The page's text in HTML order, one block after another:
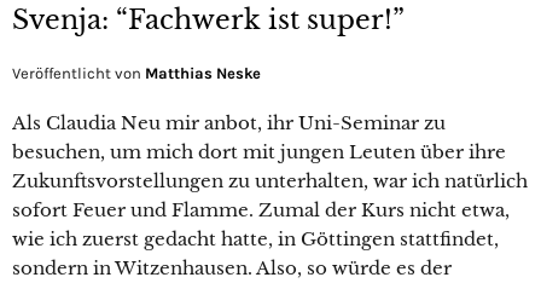
Svenja: “Fachwerk ist super!”
Veröffentlicht von Matthias Neske
Als Claudia Neu mir anbot, ihr Uni-Seminar zu
besuchen, um mich dort mit jungen Leuten über ihre
Zukunftsvorstellungen zu unterhalten, war ich natürlich
sofort Feuer und Flamme. Zumal der Kurs nicht etwa,
wie ich zuerst gedacht hatte, in Göttingen stattfindet,
sondern in Witzenhausen. Also, so würde es der